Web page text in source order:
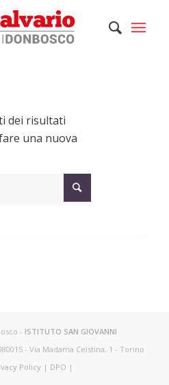
dei risultati
una nuova
- ISTITUTO SAN GIOVANNI
- Via Madama Ceistina, 1 - Torino
Policy| DPO |